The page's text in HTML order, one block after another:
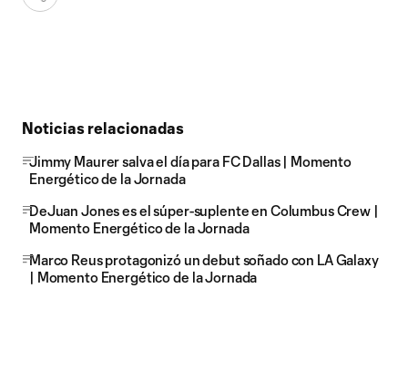
Noticias relacionadas
Jimmy Maurer salva el día para FC Dallas | Momento
Energético de la Jornada
DeJuan Jones es el súper-suplente en Columbus Crew |
Momento Energético de la Jornada
Marco Reus protagonizó un debut soñado con LA Galaxy
| Momento Energético de la Jornada